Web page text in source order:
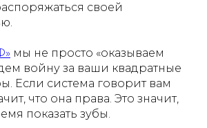
своей
мы не просто «оказываем
войну за ваши квадратные
Если система говорит вам
что она права. Это значит,
показать зубы.